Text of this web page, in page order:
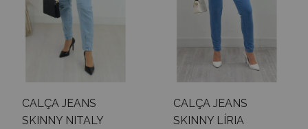
CALÇA JEANS
SKINNY NITALY
CALÇA JEANS
SKINNY LÍRIA